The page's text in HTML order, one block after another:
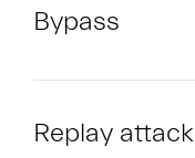
Bypass
Replay attack